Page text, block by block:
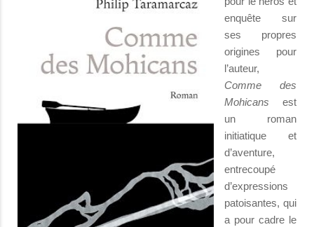
enquête sur
ses propres
origines pour
l’auteur,
Comme des
Mohicans est
un roman
initiatique et
d’aventure,
entrecoupé
d’expressions
patoisantes, qui
a pour cadre le